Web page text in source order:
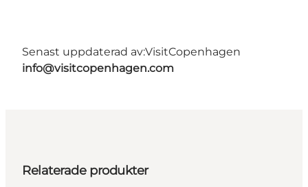
Senast uppdaterad av:VisitCopenhagen
info@visitcopenhagen.com
Relaterade produkter